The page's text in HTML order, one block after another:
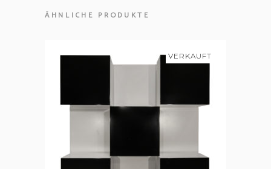
ÄHNLICHE PRODUKTE
VERKAUFT